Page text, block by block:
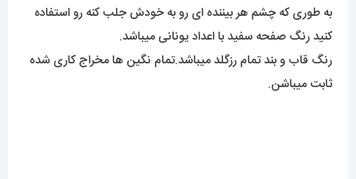
به طوری که چشم هر بیننده ای رو به خودش جلب کنه رو استفاده
کنید رنگ صفحه سفید با اعداد یونانی میباشد.
رنگ قاب و بند تمام رزگلد میباشد.تمام نگین ها مخراج کاری شده
ثابت میباشن.